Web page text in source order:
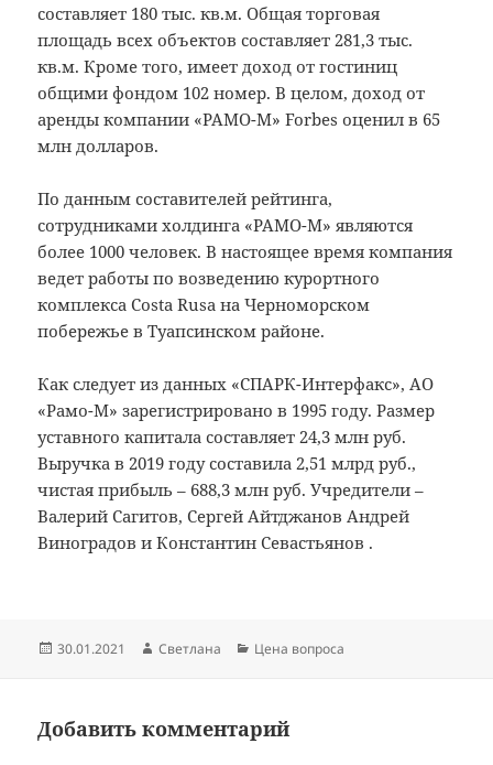
составляет 180 тыс. кв.м. Общая торговая
площадь всех объектов составляет 281,3 тыс.
кв.м. Кроме того, имеет доход от гостиниц
общими фондом 102 номер. В целом, доход от
аренды компании «РАМО-М» Forbes оценил в 65
млн долларов.
По данным составителей рейтинга,
сотрудниками холдинга «РАМО-М» являются
более 1000 человек. В настоящее время компания
ведет работы по возведению курортного
комплекса Costa Rusa на Черноморском
побережье в Туапсинском районе.
Как следует из данных «СПАРК-Интерфакс», АО
«Рамо-М» зарегистрировано в 1995 году. Размер
уставного капитала составляет 24,3 млн руб.
Выручка в 2019 году составила 2,51 млрд руб.,
чистая прибыль – 688,3 млн руб. Учредители –
Валерий Сагитов, Сергей Айтджанов Андрей
Виноградов и Константин Севастьянов .
Опубликовано
30.01.2021 Автор
Светлана Рубрики
Цена вопроса
Добавить комментарий